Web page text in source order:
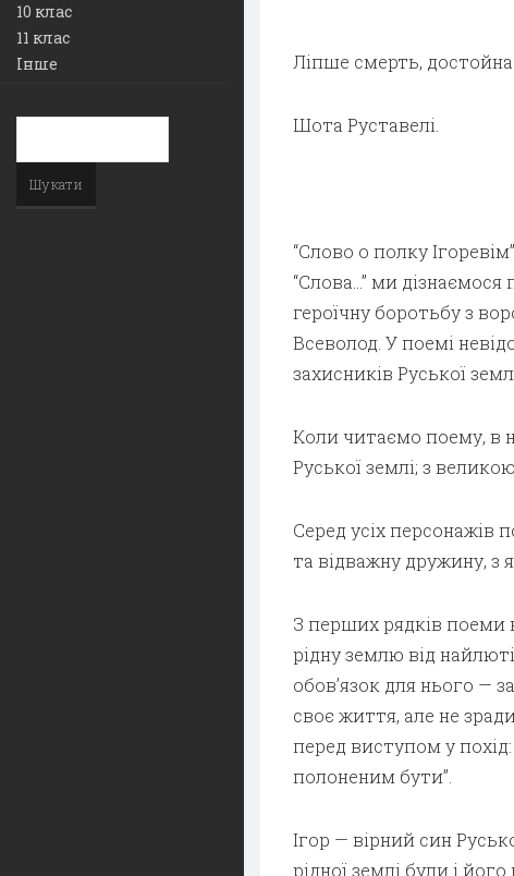
10 клас
11 клас
Інше
Ліпше смерть,
Шота Руставелі.
“Слово о полку
“Слова…” ми
героїчну боротьбу з
Всеволод. У поемі
захисників Руської
Коли читаємо поему, в
Руської землі; з
Серед усіх персонажів
та відважну дружину, з
З перших рядків поеми
рідну землю від
обов’язок для нього —
своє життя, але не
перед виступом у
полоненим бути”.
Ігор — вірний син
рідної землі були і